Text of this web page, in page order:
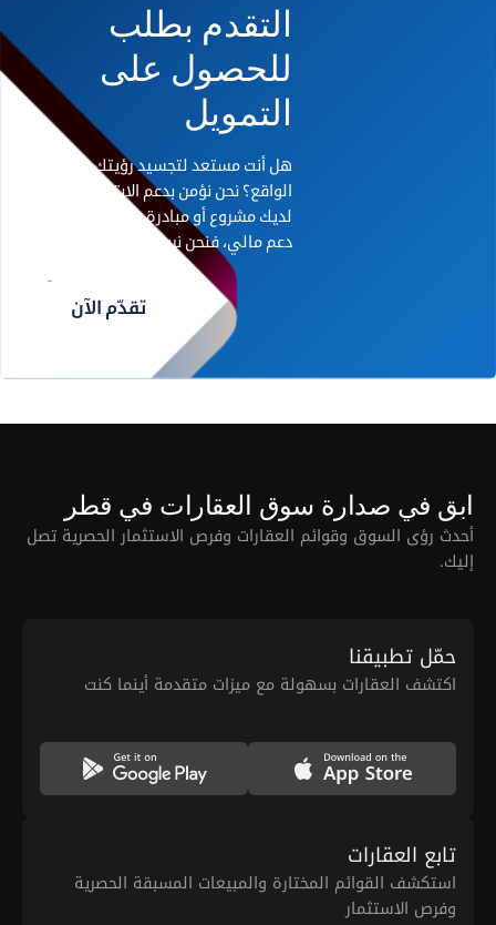
التقدم بطلب
للحصول على
التمويل
هل أنت مستعد لتجسيد رؤيتك على أرض
الواقع؟ نحن نؤمن بدعم الابتكار. إذا كان
لديك مشروع أو مبادرة رائدة تحتاج إلى
دعم مالي، فنحن نريد أن نسمع منك.
تقدّم الآن
ابق في صدارة سوق العقارات في قطر
أحدث رؤى السوق وقوائم العقارات وفرص الاستثمار الحصرية تصل
إليك.
حمّل تطبيقنا
اكتشف العقارات بسهولة مع ميزات متقدمة أينما كنت
تابع العقارات
استكشف القوائم المختارة والمبيعات المسبقة الحصرية
وفرص الاستثمار